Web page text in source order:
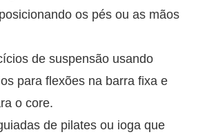
os pés ou as mãos
de suspensão usando
para flexões na barra fixa e
o core.
de pilates ou ioga que